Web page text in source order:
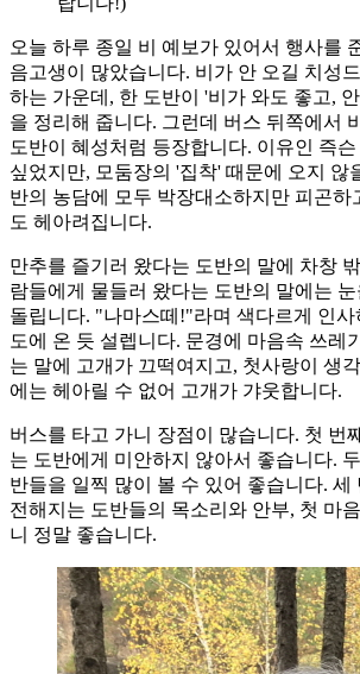
오늘 하루 종일 비 예보가 있어서 행사를
음고생이 많았습니다. 비가 안 오길 치성
하는 가운데, 한 도반이 '비가 와도 좋고,
을 정리해 줍니다. 그런데 버스 뒤쪽에서
도반이 혜성처럼 등장합니다. 이유인 즉
싶었지만, 모둠장의 '집착' 때문에 오지 않
반의 농담에 모두 박장대소하지만 피곤하
도 헤아려집니다.
만추를 즐기러 왔다는 도반의 말에 차창
람들에게 물들러 왔다는 도반의 말에는
돌립니다. "나마스떼!"라며 색다르게 인사
도에 온 듯 설렙니다. 문경에 마음속 쓰레
는 말에 고개가 끄떡여지고, 첫사랑이 생
에는 헤아릴 수 없어 고개가 갸웃합니다.
버스를 타고 가니 장점이 많습니다. 첫 번
는 도반에게 미안하지 않아서 좋습니다.
반들을 일찍 많이 볼 수 있어 좋습니다. 세
전해지는 도반들의 목소리와 안부, 첫 마
니 정말 좋습니다.